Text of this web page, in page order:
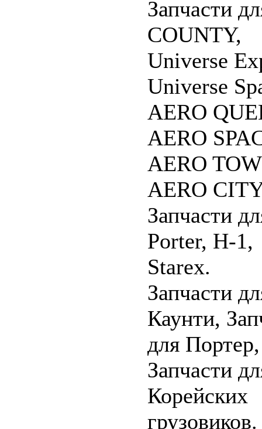
Запчасти
COUNTY,
Universe
Universe
AERO
AERO
AERO
AERO
Запчасти
Porter, H-1,
Starex.
Запчасти
Каунти,
для Портер,
Запчасти
Корейских
грузовиков.